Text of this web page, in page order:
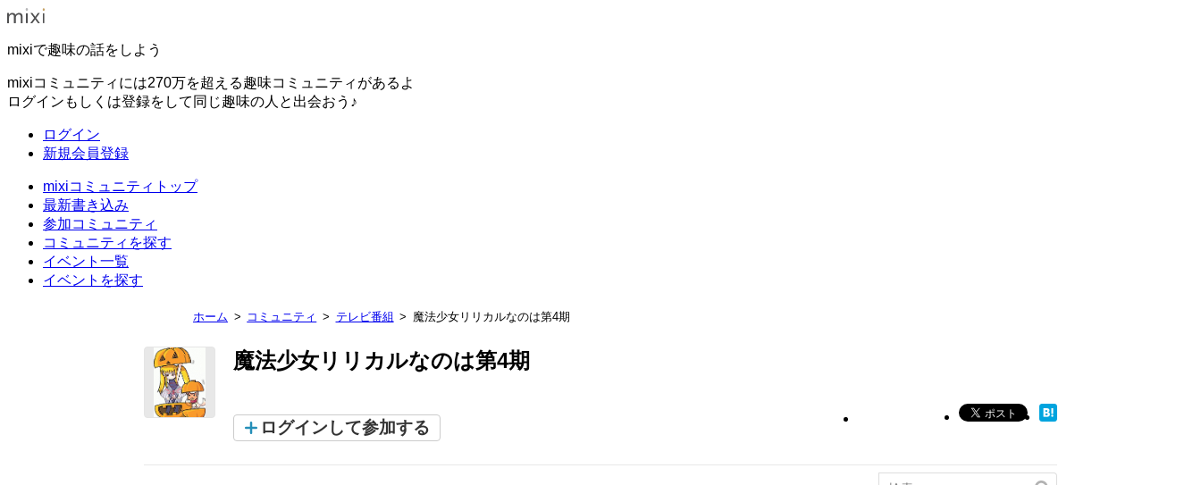
mixiで趣味の話をしよう
mixiコミュニティには270万を超える趣味コミュニティがあるよ
ログインもしくは登録をして同じ趣味の人と出会おう♪
ログイン
新規会員登録
mixiコミュニティトップ
最新書き込み
参加コミュニティ
コミュニティを探す
イベント一覧
イベントを探す
ホーム コミュニティ テレビ番組 魔法少女リリカルなのは第4期
魔法少女リリカルなのは第4期
ログインして参加する